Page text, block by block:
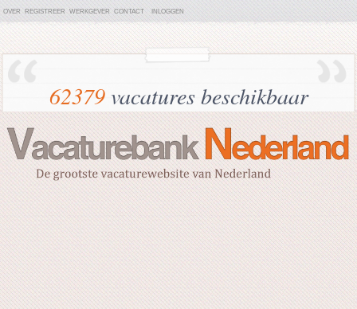
OVER REGISTREER WERKGEVER CONTACT INLOGGEN
62379vacatures beschikbaar